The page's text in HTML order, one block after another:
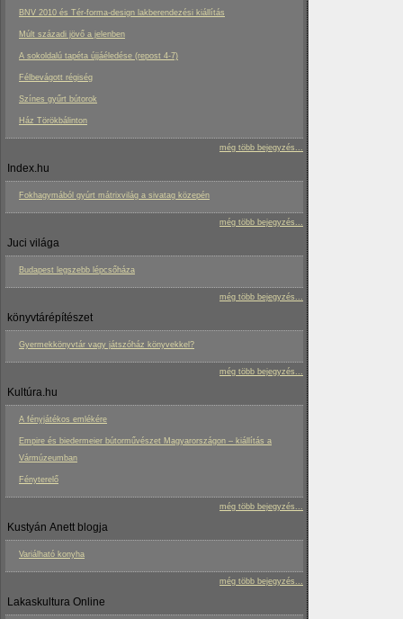
BNV 2010 és Tér-forma-design lakberendezési kiállítás
Múlt századi jövő a jelenben
A sokoldalú tapéta újjáéledése (repost 4-7)
Félbevágott régiség
Színes gyűrt bútorok
Ház Törökbálinton
még több bejegyzés...
Index.hu
Fokhagymából gyúrt mátrixvilág a sivatag közepén
még több bejegyzés...
Juci világa
Budapest legszebb lépcsőháza
még több bejegyzés...
könyvtárépítészet
Gyermekkönyvtár vagy játszóház könyvekkel?
még több bejegyzés...
Kultúra.hu
A fényjátékos emlékére
Empire és biedermeier bútorművészet Magyarországon – kiállítás a
Vármúzeumban
Fényterelő
még több bejegyzés...
Kustyán Anett blogja
Variálható konyha
még több bejegyzés...
Lakaskultura Online